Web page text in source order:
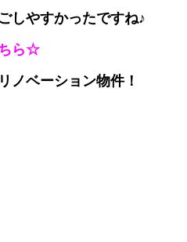
しやすかったですね♪
ら☆
ノベーション物件！